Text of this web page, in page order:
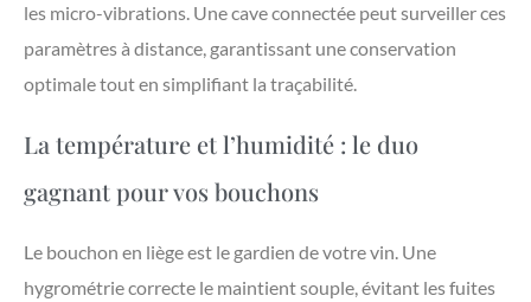
les micro-vibrations. Une cave connectée peut surveiller ces
paramètres à distance, garantissant une conservation
optimale tout en simplifiant la traçabilité.
La température et l’humidité : le duo
gagnant pour vos bouchons
Le bouchon en liège est le gardien de votre vin. Une
hygrométrie correcte le maintient souple, évitant les fuites